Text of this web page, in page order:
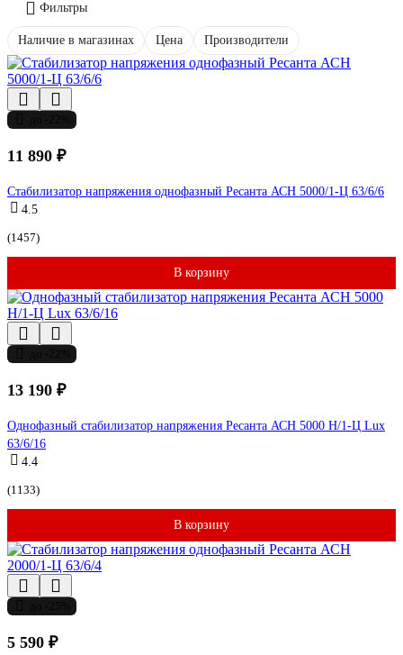
Фильтры
Наличие в магазинах Цена Производители
11 890 ₽
Стабилизатор напряжения однофазный Ресанта АСН 5000/1-Ц 63/6/6
4.5
(1457)
В корзину
13 190 ₽
Однофазный стабилизатор напряжения Ресанта АСН 5000 Н/1-Ц Lux
63/6/16
4.4
(1133)
В корзину
5 590 ₽